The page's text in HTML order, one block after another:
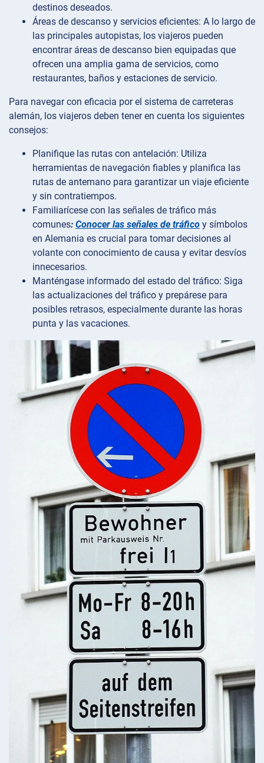
destinos deseados.
Áreas de descanso y servicios eficientes: A lo largo de
las principales autopistas, los viajeros pueden
encontrar áreas de descanso bien equipadas que
ofrecen una amplia gama de servicios, como
restaurantes, baños y estaciones de servicio.
Para navegar con eficacia por el sistema de carreteras
alemán, los viajeros deben tener en cuenta los siguientes
consejos:
Planifique las rutas con antelación: Utiliza
herramientas de navegación fiables y planifica las
rutas de antemano para garantizar un viaje eficiente
y sin contratiempos.
Familiarícese con las señales de tráfico más
comunes: Conocer las señales de tráfico y símbolos
en Alemania es crucial para tomar decisiones al
volante con conocimiento de causa y evitar desvíos
innecesarios.
Manténgase informado del estado del tráfico: Siga
las actualizaciones del tráfico y prepárese para
posibles retrasos, especialmente durante las horas
punta y las vacaciones.